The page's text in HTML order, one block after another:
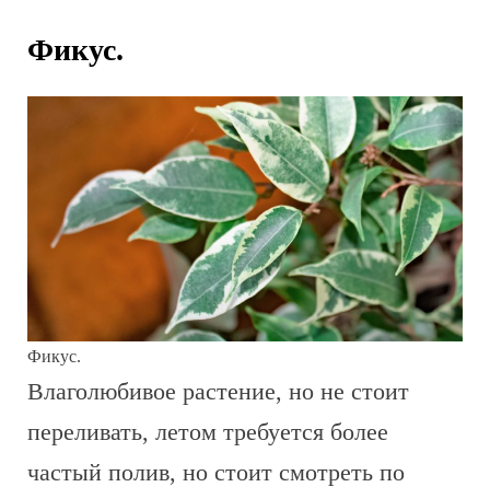
Фикус.
Фикус.
Влаголюбивое растение, но не стоит
переливать, летом требуется более
частый полив, но стоит смотреть по